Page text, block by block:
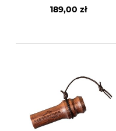
189,00 zł